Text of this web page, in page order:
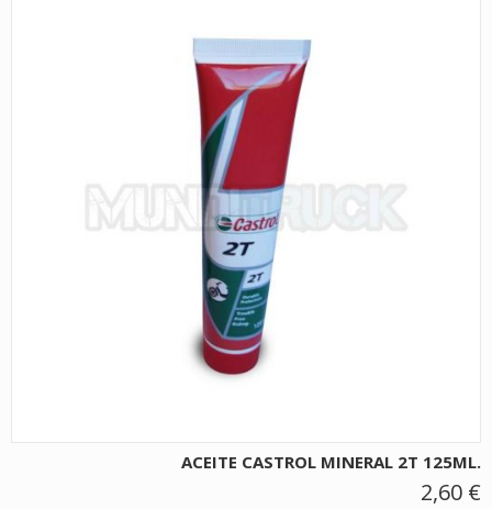
ACEITE CASTROL MINERAL 2T 125ML.
2,60 €